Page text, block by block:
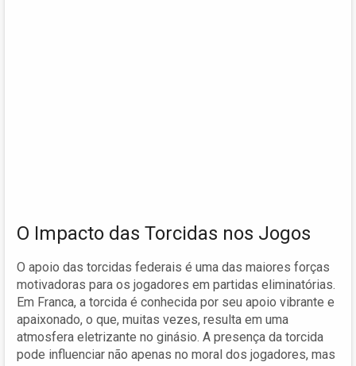
O Impacto das Torcidas nos Jogos
O apoio das torcidas federais é uma das maiores forças
motivadoras para os jogadores em partidas eliminatórias.
Em Franca, a torcida é conhecida por seu apoio vibrante e
apaixonado, o que, muitas vezes, resulta em uma
atmosfera eletrizante no ginásio. A presença da torcida
pode influenciar não apenas no moral dos jogadores, mas